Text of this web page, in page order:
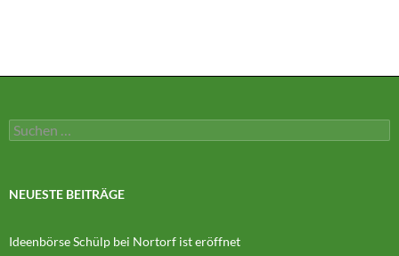
Suchen
nach:
NEUESTE BEITRÄGE
Ideenbörse Schülp bei Nortorf ist eröffnet